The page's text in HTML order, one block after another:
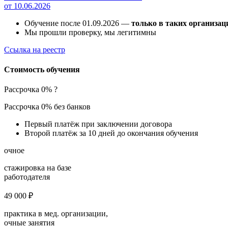
от 10.06.2026
Обучение после 01.09.2026 — только в таких
Мы прошли проверку, мы легитимны
Ссылка на реестр
Стоимость обучения
Рассрочка 0% ?
Рассрочка 0% без банков
Первый платёж при заключении договора
Второй платёж за 10 дней до окончания обучения
очное
стажировка на базе
работодателя
49 000 ₽
практика в мед. организации,
очные занятия